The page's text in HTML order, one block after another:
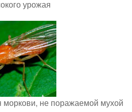
урожая
не поражаемой мухой